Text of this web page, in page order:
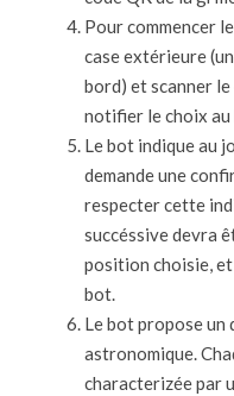
Pour commencer
case extérieure
bord) et scanner
notifier le choix au
Le bot indique au
demande une
respecter cette
succéssive devra
position choisie,
bot.
Le bot propose un
astronomique.
characterizée par